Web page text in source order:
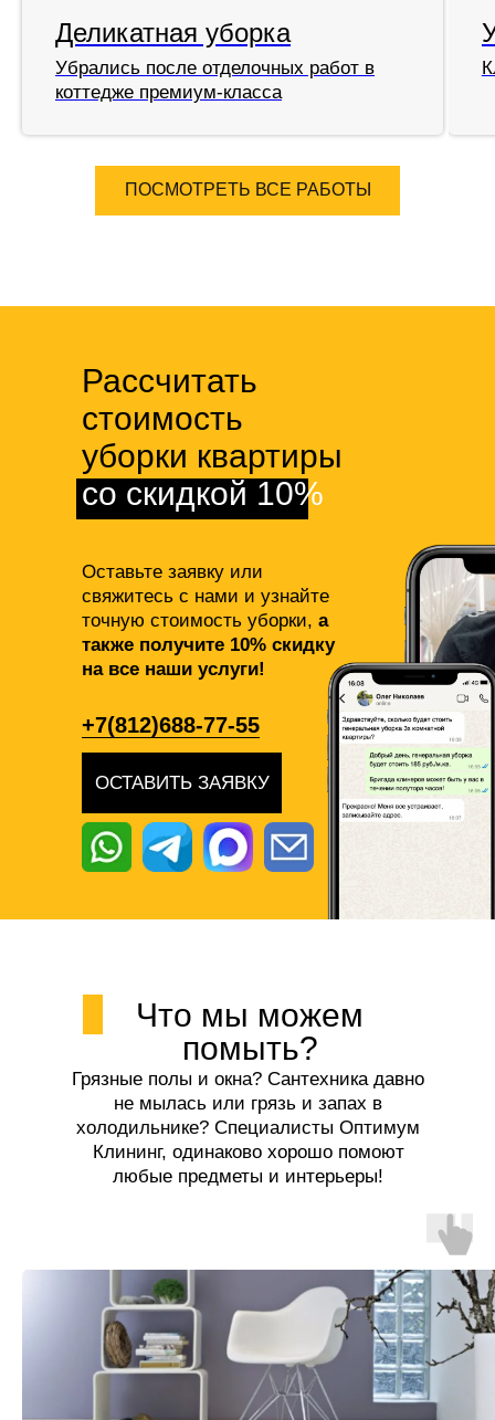
Деликатная уборка
Убрались после отделочных работ в
коттедже премиум-класса
ПОСМОТРЕТЬ ВСЕ РАБОТЫ
Оставьте заявку или
свяжитесь с нами и узнайте
точную стоимость уборки, а
также получите 10% скидку
на все наши услуги!
Рассчитать
стоимость
уборки квартиры
со скидкой 10%
ОСТАВИТЬ ЗАЯВКУ
+7(812)688-77-55
Что мы можем
помыть?
Грязные полы и окна? Сантехника давно
не мылась или грязь и запах в
холодильнике? Специалисты Оптимум
Клининг, одинаково хорошо помоют
любые предметы и интерьеры!